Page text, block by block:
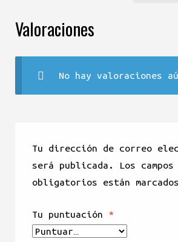
Valoraciones
No hay valoraciones
Tu dirección de correo
será publicada.
Los campos
obligatorios están
Tu puntuación *